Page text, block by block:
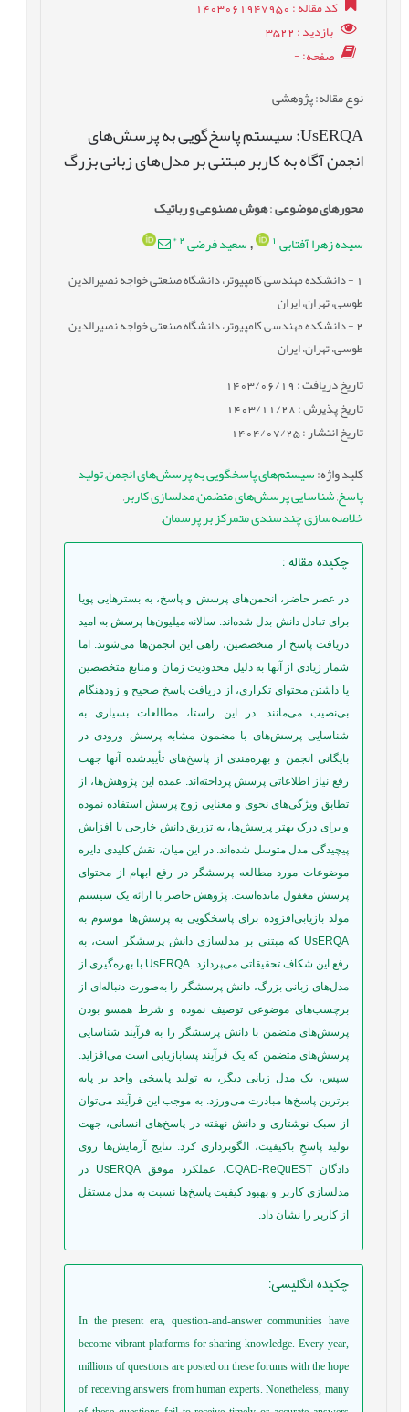
کد مقاله: 1403061947950
بازدید: 3522
صفحه: -
نوع مقاله: پژوهشی
UsERQA: سیستم پاسخ‌گویی به پرسش‌های
انجمن آگاه به کاربر مبتنی بر مدل‌های زبانی بزرگ
محورهای موضوعی:هوش مصنوعی و رباتیک
سیده زهرا آفتابی
,سعید فرضی 2
*
- دانشکده مهندسی کامپیوتر، دانشگاه صنعتی خواجه نصیرالدین
طوسی، تهران، ایران
2- دانشکده مهندسی کامپیوتر، دانشگاه صنعتی خواجه نصیرالدین
طوسی، تهران، ایران
تاریخ دریافت : 1403/06/19
تاریخ پذیرش : 1403/11/28
تاریخ انتشار : 1404/07/25
کلید واژه:سیستم‌های پاسخگویی به پرسش‌های انجمن,تولید
پاسخ,شناسایی پرسش‌های متضمن,مدلسازی کاربر,
خلاصه‌سازی چندسندی متمرکز بر پرسمان,
چکیده مقاله:
در عصر حاضر، انجمن‌های پرسش و پاسخ، به بستر‌هایی پویا
برای تبادل دانش بدل شده‌اند. سالانه میلیون‌ها پرسش به امید
دریافت پاسخ از متخصصین، راهی این انجمن‌ها می‌شوند. اما
شمار زیادی از آنها به دلیل محدودیت زمان و منابع متخصصین
یا داشتن محتوای تکراری، از دریافت پاسخ صحیح و زودهنگام
بی‌نصیب می‌مانند. در این راستا، مطالعات بسیاری به
شناسایی پرسش‌های با مضمون مشابه پرسش ورودی در
بایگانی انجمن و بهره‌مندی از پاسخ‌های تأییدشده آنها جهت
رفع نیاز اطلاعاتی پرسش پرداخته‌اند. عمده این پژوهش‌ها، از
تطابق ویژگی‌های نحوی و معنایی زوج پرسش استفاده نموده‌
و برای درک بهتر پرسش‌ها، به تزریق دانش خارجی یا افزایش
پیچیدگی مدل متوسل شده‌اند. در این میان، نقش کلیدی دایره
موضوعات مورد مطالعه پرسشگر در رفع ابهام از محتوای
پرسش مغفول مانده‌است. پژوهش حاضر با ارائه یک سیستم
مولد بازیابی‌افزوده برای پاسخگویی به پرسش‌ها موسوم به
UsERQA که مبتنی بر مدلسازی دانش پرسشگر است، به
رفع این شکاف تحقیقاتی می‌پردازد. UsERQA با بهره‌گیری از
مدل‌های زبانی بزرگ، دانش پرسشگر را به‌صورت دنباله‌ای از
برچسب‌های موضوعی توصیف نموده و شرط همسو بودن
پرسش‌های متضمن با دانش پرسشگر را به فرآیند شناسایی
پرسش‌های متضمن که یک فرآیند پسابازیابی است می‌افزاید.
سپس، یک مدل زبانی دیگر، به تولید پاسخی واحد بر پایه
برترین پاسخ‌ها مبادرت می‌ورزد. به موجب این فرآیند می‌توان
از سبک نوشتاری و دانش نهفته در پاسخ‌های انسانی، جهت
تولید پاسخِ باکیفیت، الگوبرداری کرد. نتایج آزمایش‌ها روی
دادگان CQAD-ReQuEST، عملکرد موفق UsERQA در
مدلسازی کاربر و بهبود کیفیت پاسخ‌ها نسبت به مدل مستقل
از کاربر را نشان داد.
چکیده انگلیسی:
In the present era, question-and-answer communities have
become vibrant platforms for sharing knowledge. Every year,
millions of questions are posted on these forums with the hope
of receiving answers from human experts. Nonetheless, many